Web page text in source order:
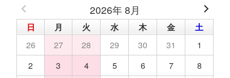
2026年 8月
日 月 火 水 木 金
土
26
27 28 29 30 31
1
2
3 4 5 6 7
8